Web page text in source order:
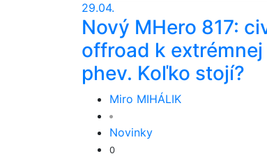
29.04.
Nový MHero 817:
offroad k extrémnej
phev. Koľko stojí?
Miro MIHÁLIK
Novinky
0